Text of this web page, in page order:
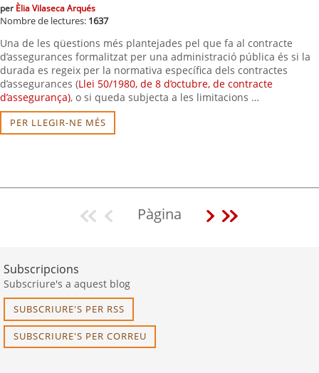
perÈlia Vilaseca Arqués
Nombre de lectures: 1637
Una de les qüestions més plantejades pel que fa al contracte
d’assegurances formalitzat per una administració pública és si la
durada es regeix per la normativa específica dels contractes
d’assegurances (Llei 50/1980, de 8 d’octubre, de contracte
d’assegurança), o si queda subjecta a les limitacions …
PER LLEGIR-NE MÉS
Vés
Pàgina
Vés
Vés
Subscripcions
Subscriure's a aquest blog
SUBSCRIURE'S PER RSS
SUBSCRIURE'S PER CORREU